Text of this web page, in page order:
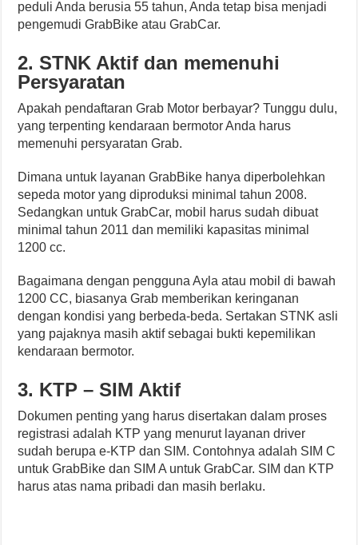
peduli Anda berusia 55 tahun, Anda tetap bisa menjadi
pengemudi GrabBike atau GrabCar.
2. STNK Aktif dan memenuhi
Persyaratan
Apakah pendaftaran Grab Motor berbayar? Tunggu dulu,
yang terpenting kendaraan bermotor Anda harus
memenuhi persyaratan Grab.
Dimana untuk layanan GrabBike hanya diperbolehkan
sepeda motor yang diproduksi minimal tahun 2008.
Sedangkan untuk GrabCar, mobil harus sudah dibuat
minimal tahun 2011 dan memiliki kapasitas minimal
1200 cc.
Bagaimana dengan pengguna Ayla atau mobil di bawah
1200 CC, biasanya Grab memberikan keringanan
dengan kondisi yang berbeda-beda. Sertakan STNK asli
yang pajaknya masih aktif sebagai bukti kepemilikan
kendaraan bermotor.
3. KTP – SIM Aktif
Dokumen penting yang harus disertakan dalam proses
registrasi adalah KTP yang menurut layanan driver
sudah berupa e-KTP dan SIM. Contohnya adalah SIM C
untuk GrabBike dan SIM A untuk GrabCar. SIM dan KTP
harus atas nama pribadi dan masih berlaku.